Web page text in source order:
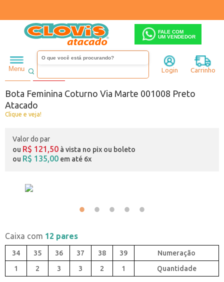
FALE COM
UM VENDEDOR
Menu Login Carrinho
Feminino Bota Coturno
16% OFF
Bota Feminina Coturno Via Marte 001008 Preto
Atacado
Clique e veja!
Valor do par
ou R$ 121,50 à vista no pix ou boleto
ou R$ 135,00 em até 6x
Caixa com 12 pares
34 35 36 37 38
39
1
2 3 3 2 1 Quantidade